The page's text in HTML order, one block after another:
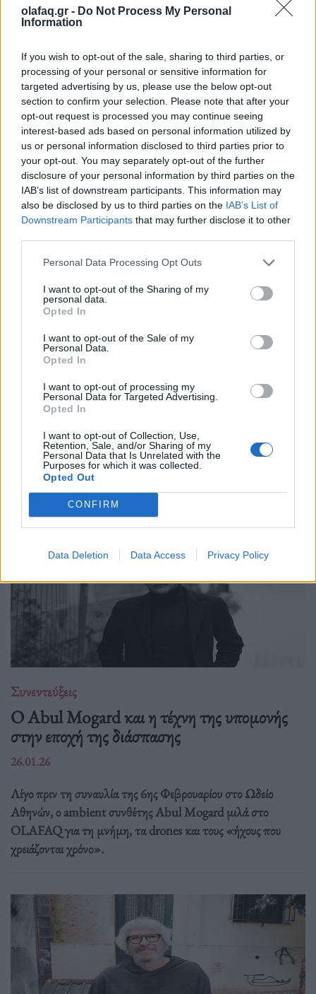
olafaq.gr - Do Not Process My Personal
Information
If you wish to opt-out of the sale, sharing to third parties, or
processing of your personal or sensitive information for
targeted advertising by us, please use the below opt-out
section to confirm your selection. Please note that after your
opt-out request is processed you may continue seeing
interest-based ads based on personal information utilized by
us or personal information disclosed to third parties prior to
your opt-out. You may separately opt-out of the further
disclosure of your personal information by third parties on the
IAB’s list of downstream participants. This information may
also be disclosed by us to third parties on the IAB’s List of
Downstream Participants that may further disclose it to other
Personal Data Processing Opt Outs
I want to opt-out of the Sharing of my
personal data.
Opted In
I want to opt-out of the Sale of my
Personal Data.
Opted In
I want to opt-out of processing my
Personal Data for Targeted Advertising.
Opted In
I want to opt-out of Collection, Use,
Retention, Sale, and/or Sharing of my
Personal Data that Is Unrelated with the
Purposes for which it was collected.
Opted Out
CONFIRM
Data Deletion Data Access Privacy Policy
Συνεντεύξεις
underground Αθήνα»
05.06.26
Η συγγραφέας συζητάει με τον Θανάση Μήνα για το νέο της
αστυνομικό μυθιστόρημα με τίτλο "Κομπολόι στο χώμα".
Συνεντεύξεις
Ο Γιώργος Αθανασίου, δύο μουσικοί, ένα
βουνό και η αναζήτηση της έμπνευσης
24.02.26
Στο υβριδικό φιλμ "Το Οτιδήποτε", ο Γιώργος Αθανασίου
μετατρέπει μια αυτοσχεδιαστική εκδρομή φίλων σε στοχασμό
πάνω στη δημιουργία, τη φύση και την ανθρώπινη αμηχανία.
Συνεντεύξεις
Ο Abul Mogard και η τέχνη της υπομονής
στην εποχή της διάσπασης
26.01.26
Λίγο πριν τη συναυλία της 6ης Φεβρουαρίου στο Ωδείο
Αθηνών, ο ambient συνθέτης Abul Mogard μιλά στο
OLAFAQ για τη μνήμη, τα drones και τους «ήχους που
χρειάζονται χρόνο».